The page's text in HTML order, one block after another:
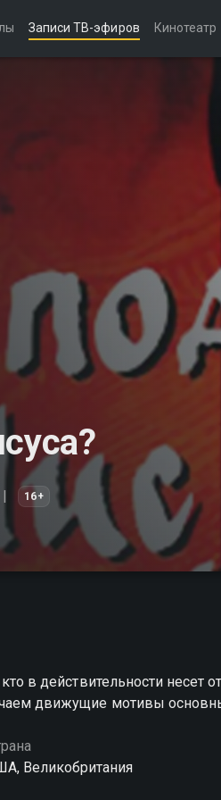
Записи ТВ-эфиров Кинотеатр
16+
в действительности несет
движущие мотивы
Великобритания